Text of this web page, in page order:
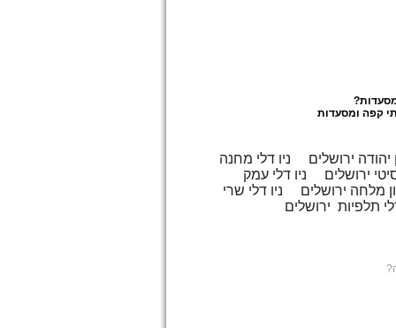
?
קפה ומסעדות
יהודה ירושלים
ניו דלי מחנה
ירושלים
ניו דלי עמק
מלחה ירושלים
ניו דלי שרי
תלפיות ירושלים